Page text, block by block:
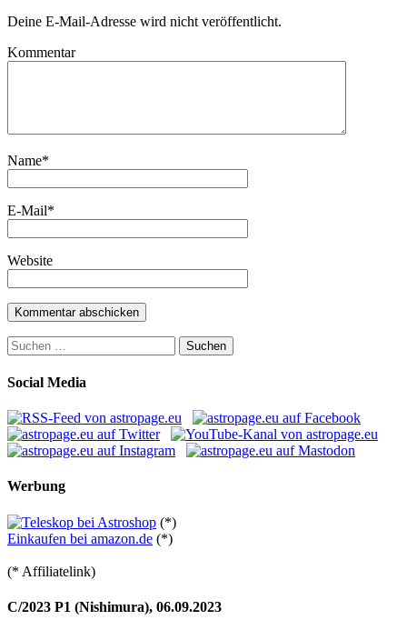
Deine E-Mail-Adresse wird nicht veröffentlicht.
Kommentar
Name*
E-Mail*
Website
Suchen
nach:
Social Media
Werbung
(*)
Einkaufen bei amazon.de (*)
(* Affiliatelink)
C/2023 P1 (Nishimura), 06.09.2023